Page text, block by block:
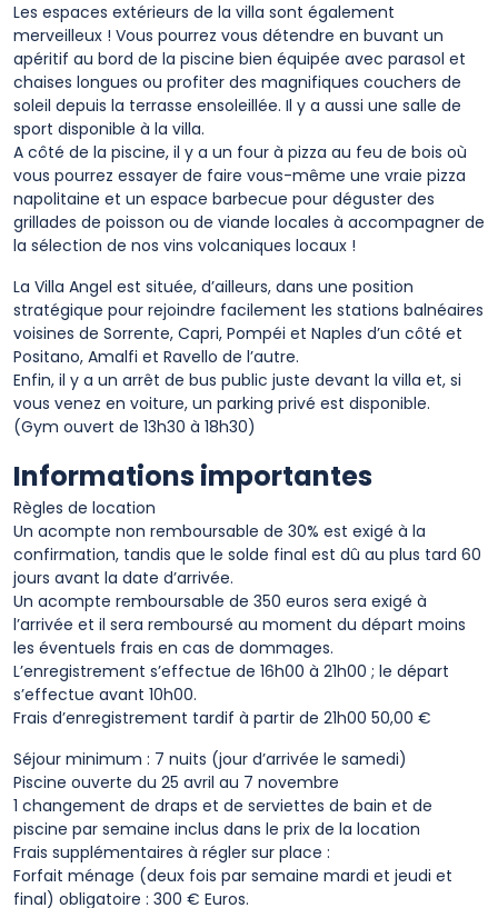
Les espaces extérieurs de la villa sont également
merveilleux ! Vous pourrez vous détendre en buvant un
apéritif au bord de la piscine bien équipée avec parasol et
chaises longues ou profiter des magnifiques couchers de
soleil depuis la terrasse ensoleillée. Il y a aussi une salle de
sport disponible à la villa.
A côté de la piscine, il y a un four à pizza au feu de bois où
vous pourrez essayer de faire vous-même une vraie pizza
napolitaine et un espace barbecue pour déguster des
grillades de poisson ou de viande locales à accompagner de
la sélection de nos vins volcaniques locaux !
La Villa Angel est située, d’ailleurs, dans une position
stratégique pour rejoindre facilement les stations balnéaires
voisines de Sorrente, Capri, Pompéi et Naples d’un côté et
Positano, Amalfi et Ravello de l’autre.
Enfin, il y a un arrêt de bus public juste devant la villa et, si
vous venez en voiture, un parking privé est disponible.
(Gym ouvert de 13h30 à 18h30)
Informations importantes
Règles de location
Un acompte non remboursable de 30% est exigé à la
confirmation, tandis que le solde final est dû au plus tard 60
jours avant la date d’arrivée.
Un acompte remboursable de 350 euros sera exigé à
l’arrivée et il sera remboursé au moment du départ moins
les éventuels frais en cas de dommages.
L’enregistrement s’effectue de 16h00 à 21h00 ; le départ
s’effectue avant 10h00.
Frais d’enregistrement tardif à partir de 21h00 50,00 €
Séjour minimum : 7 nuits (jour d’arrivée le samedi)
Piscine ouverte du 25 avril au 7 novembre
1 changement de draps et de serviettes de bain et de
piscine par semaine inclus dans le prix de la location
Frais supplémentaires à régler sur place :
Forfait ménage (deux fois par semaine mardi et jeudi et
final) obligatoire : 300 € Euros.